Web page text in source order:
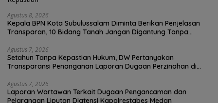
Agustus 8, 2026
Kepala BPN Kota Subulussalam Diminta Berikan Penjelasan
Transparan, 10 Bidang Tanah Jangan Digantung Tanpa
Agustus 7, 2026
Setahun Tanpa Kepastian Hukum, DW Pertanyakan
Transparansi Penanganan Laporan Dugaan Perzinahan di
Agustus 7, 2026
Laporan Wartawan Terkait Dugaan Pengancaman dan
Pelarangan Liputan Diatensi Kapolrestabes Medan